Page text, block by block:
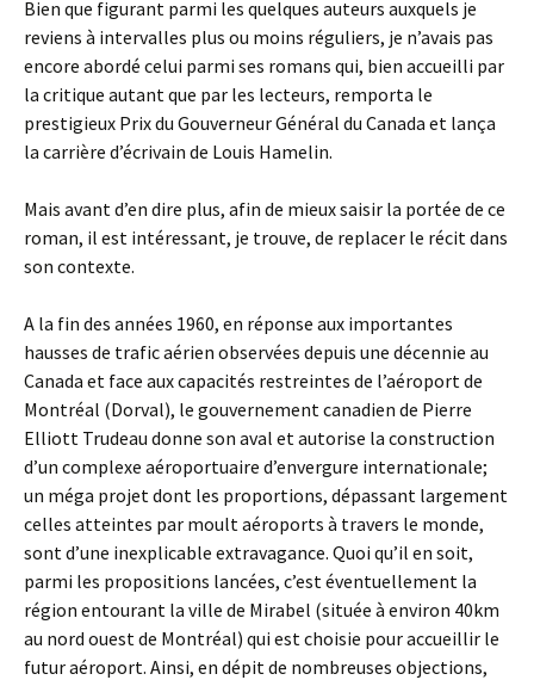
Bien que figurant parmi les quelques auteurs auxquels je
reviens à intervalles plus ou moins réguliers, je n’avais pas
encore abordé celui parmi ses romans qui, bien accueilli par
la critique autant que par les lecteurs, remporta le
prestigieux Prix du Gouverneur Général du Canada et lança
la carrière d’écrivain de Louis Hamelin.
Mais avant d’en dire plus, afin de mieux saisir la portée de ce
roman, il est intéressant, je trouve, de replacer le récit dans
son contexte.
A la fin des années 1960, en réponse aux importantes
hausses de trafic aérien observées depuis une décennie au
Canada et face aux capacités restreintes de l’aéroport de
Montréal (Dorval), le gouvernement canadien de Pierre
Elliott Trudeau donne son aval et autorise la construction
d’un complexe aéroportuaire d’envergure internationale;
un méga projet dont les proportions, dépassant largement
celles atteintes par moult aéroports à travers le monde,
sont d’une inexplicable extravagance. Quoi qu’il en soit,
parmi les propositions lancées, c’est éventuellement la
région entourant la ville de Mirabel (située à environ 40km
au nord ouest de Montréal) qui est choisie pour accueillir le
futur aéroport. Ainsi, en dépit de nombreuses objections,